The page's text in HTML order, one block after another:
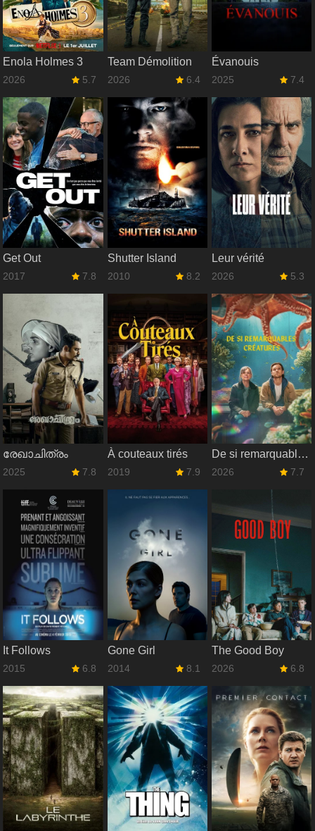
Enola Holmes 3
2026 5.7
Team Démolition
2026 6.4
Évanouis
2025 7.4
Get Out
2017 7.8
Shutter Island
2010 8.2
Leur vérité
2026 5.3
രേഖാചിത്രം
2025 7.8
À couteaux tirés
2019 7.9
De si remarquables créatures
2026 7.7
It Follows
2015 6.8
Gone Girl
2014 8.1
The Good Boy
2026 6.8